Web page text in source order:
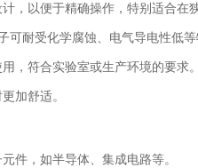
，以便于精确操作，特别适合在
耐受化学腐蚀、电气导电性低
，符合实验室或生产环境的要求。
加舒适。
件，如半导体、集成电路等。